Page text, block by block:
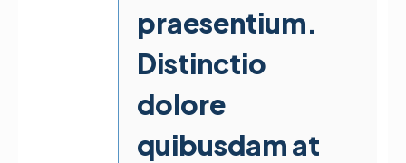
praesentium.
Distinctio
dolore
quibusdam at